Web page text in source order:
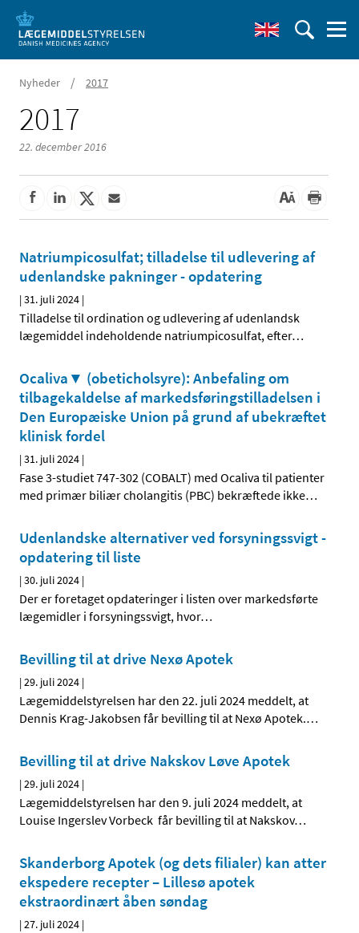
Nyheder / 2017
2017
22. december 2016
Natriumpicosulfat; tilladelse til udlevering af
udenlandske pakninger - opdatering
|31. juli 2024 |
Tilladelse til ordination og udlevering af udenlandsk
lægemiddel indeholdende natriumpicosulfat, efter…
Ocaliva▼ (obeticholsyre): Anbefaling om
tilbagekaldelse af markedsføringstilladelsen i
Den Europæiske Union på grund af ubekræftet
klinisk fordel
|31. juli 2024 |
Fase 3-studiet 747-302 (COBALT) med Ocaliva til patienter
med primær biliær cholangitis (PBC) bekræftede ikke…
Udenlandske alternativer ved forsyningssvigt -
opdatering til liste
|30. juli 2024 |
Der er foretaget opdateringer i listen over markedsførte
lægemidler i forsyningssvigt, hvor…
Bevilling til at drive Nexø Apotek
|29. juli 2024 |
Lægemiddelstyrelsen har den 22. juli 2024 meddelt, at
Dennis Krag-Jakobsen får bevilling til at Nexø Apotek.…
Bevilling til at drive Nakskov Løve Apotek
|29. juli 2024 |
Lægemiddelstyrelsen har den 9. juli 2024 meddelt, at
Louise Ingerslev Vorbeck får bevilling til at Nakskov…
Skanderborg Apotek (og dets filialer) kan atter
ekspedere recepter – Lillesø apotek
ekstraordinært åben søndag
|27. juli 2024 |